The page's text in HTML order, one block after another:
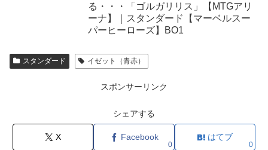
る・・・「ゴルガリリス」【MTGアリ
ーナ】｜スタンダード【マーベルスー
パーヒーローズ】BO1
スタンダード イゼット（青赤）
スポンサーリンク
シェアする
X Facebook
0
はてブ
0